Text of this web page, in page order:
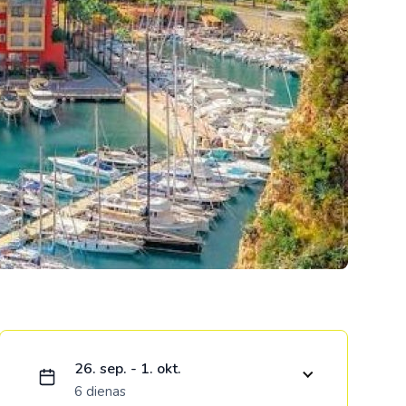
Kolumbija
Kostarika
Meksika
Panama
Ielādējam piedāvājumu...
26. sep. - 1. okt.
6 dienas